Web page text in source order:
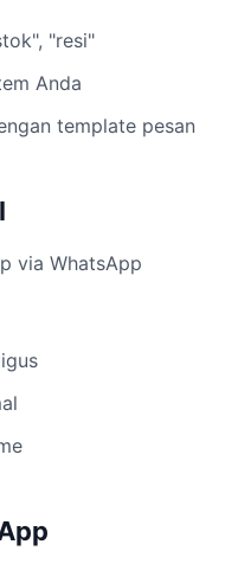
"resi"
Anda
template pesan
via WhatsApp